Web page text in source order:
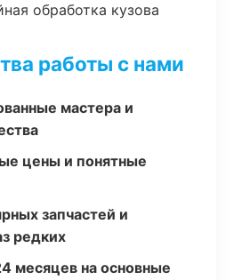
обработка кузова
работы с нами
мастера и
цены и понятные
запчастей и
редких
месяцев на основные